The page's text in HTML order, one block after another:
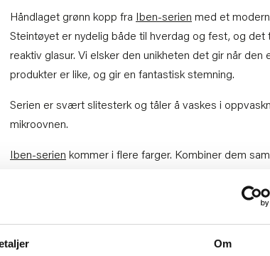
Om
Håndlaget grønn kopp fra Iben-serien med et
Steintøyet er nydelig både til hverdag og fest, og det
reaktiv glasur. Vi elsker den unikheten det gir når den
produkter er like, og gir en fantastisk stemning.
Serien er svært slitesterk og tåler å vaskes i
mikroovnen.
Iben-serien kommer i flere farger. Kombiner dem
til å dekke på
Materiale: